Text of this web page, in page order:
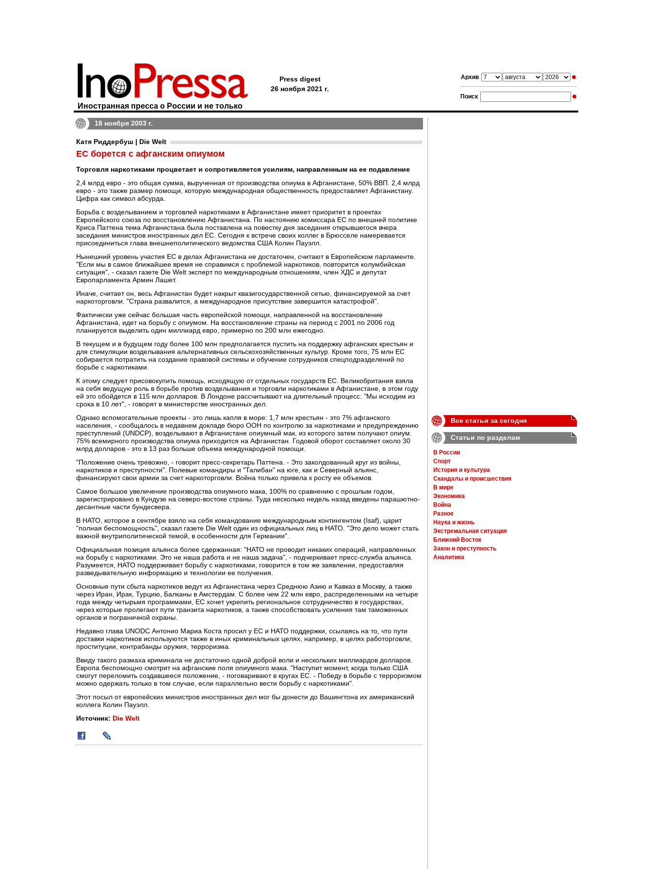
Архив
Поиск
Иностранная пресса о России и не только
Press digest
26 ноября 2021 г.
18 ноября 2003 г.
Катя Риддербуш | Die Welt
ЕС борется с афганским опиумом
Торговля наркотиками процветает и сопротивляется усилиям, направленным на ее подавление
2,4 млрд евро - это общая сумма, вырученная от производства опиума в Афганистане, 50% ВВП. 2,4 млрд
евро - это также размер помощи, которую международная общественность предоставляет Афганистану.
Цифра как символ абсурда.
Борьба с возделыванием и торговлей наркотиками в Афганистане имеет приоритет в проектах
Европейского союза по восстановлению Афганистана. По настоянию комиссара ЕС по внешней политике
Криса Паттена тема Афганистана была поставлена на повестку дня заседания открывшегося вчера
заседания министров иностранных дел ЕС. Сегодня к встрече своих коллег в Брюсселе намеревается
присоединиться глава внешнеполитического ведомства США Колин Пауэлл.
Нынешний уровень участия ЕС в делах Афганистана не достаточен, считают в Европейском парламенте.
"Если мы в самое ближайшее время не справимся с проблемой наркотиков, повторится колумбийская
ситуация", - сказал газете Die Welt эксперт по международным отношениям, член ХДС и депутат
Европарламента Армин Лашет.
Иначе, считает он, весь Афганистан будет накрыт квазигосударственной сетью, финансируемой за счет
наркоторговли. "Страна развалится, а международное присутствие завершится катастрофой".
Фактически уже сейчас большая часть европейской помощи, направленной на восстановление
Афганистана, идет на борьбу с опиумом. На восстановление страны на период с 2001 по 2006 год
планируется выделить один миллиард евро, примерно по 200 млн ежегодно.
В текущем и в будущем году более 100 млн предполагается пустить на поддержку афганских крестьян и
для стимуляции возделывания альтернативных сельскохозяйственных культур. Кроме того, 75 млн ЕС
собирается потратить на создание правовой системы и обучение сотрудников спецподразделений по
борьбе с наркотиками.
К этому следует присовокупить помощь, исходящую от отдельных государств ЕС. Великобритания взяла
на себя ведущую роль в борьбе против возделывания и торговли наркотиками в Афганистане, в этом году
ей это обойдется в 115 млн долларов. В Лондоне рассчитывают на длительный процесс: "Мы исходим из
срока в 10 лет", - говорят в министерстве иностранных дел.
Однако вспомогательные проекты - это лишь капля в море: 1,7 млн крестьян - это 7% афганского
населения, - сообщалось в недавнем докладе бюро ООН по контролю за наркотиками и предупреждению
преступлений (UNDCP), возделывают в Афганистане опиумный мак, из которого затем получают опиум.
75% всемирного производства опиума приходится на Афганистан. Годовой оборот составляет около 30
млрд долларов - это в 13 раз больше объема международной помощи.
"Положение очень тревожно, - говорит пресс-секретарь Паттена. - Это заколдованный круг из войны,
наркотиков и преступности". Полевые командиры и "Талибан" на юге, как и Северный альянс,
финансируют свои армии за счет наркоторговли. Война только привела к росту ее объемов.
Самое большое увеличение производства опиумного мака, 100% по сравнению с прошлым годом,
зарегистрировано в Кундузе на северо-востоке страны. Туда несколько недель назад введены парашютно-
десантные части бундесвера.
В НАТО, которое в сентябре взяло на себя командование международным контингентом (Isaf), царит
"полная беспомощность", сказал газете Die Welt один из официальных лиц в НАТО. "Это дело может стать
важной внутриполитической темой, в особенности для Германии".
Официальная позиция альянса более сдержанная: "НАТО не проводит никаких операций, направленных
на борьбу с наркотиками. Это не наша работа и не наша задача", - подчеркивает пресс-служба альянса.
Разумеется, НАТО поддерживает борьбу с наркотиками, говорится в том же заявлении, предоставляя
разведывательную информацию и технологии ее получения.
Основные пути сбыта наркотиков ведут из Афганистана через Среднюю Азию и Кавказ в Москву, а также
через Иран, Ирак, Турцию, Балканы в Амстердам. С более чем 22 млн евро, распределенными на четыре
года между четырьмя программами, ЕС хочет укрепить региональное сотрудничество в государствах,
через которые пролегают пути транзита наркотиков, а также способствовать усиления там таможенных
органов и пограничной охраны.
Недавно глава UNODC Антонио Мариа Коста просил у ЕС и НАТО поддержки, ссылаясь на то, что пути
доставки наркотиков используются также в иных криминальных целях, например, в целях работорговли,
проституции, контрабанды оружия, терроризма.
Ввиду такого размаха криминала не достаточно одной доброй воли и нескольких миллиардов долларов.
Европа беспомощно смотрит на афганские поля опиумного мака. "Наступит момент, когда только США
смогут переломить создавшееся положение, - поговаривают в кругах ЕС. - Победу в борьбе с терроризмом
можно одержать только в том случае, если параллельно вести борьбу с наркотиками".
Этот посыл от европейских министров иностранных дел мог бы донести до Вашингтона их американский
коллега Колин Пауэлл.
Источник: Die Welt
Все статьи за сегодня
Статьи по разделам
В России
Спорт
История и культура
Скандалы и происшествия
В мире
Экономика
Война
Разное
Наука и жизнь
Экстремальная ситуация
Ближний Восток
Закон и преступность
Аналитика